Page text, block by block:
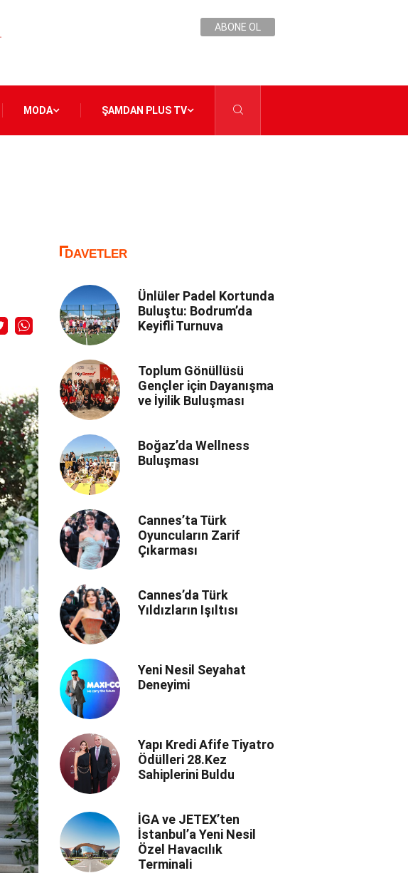
ABONE OL
MODA ŞAMDAN PLUS TV
DAVETLER
Ünlüler Padel Kortunda
Buluştu: Bodrum’da
Keyifli Turnuva
Toplum Gönüllüsü
Gençler için Dayanışma
ve İyilik Buluşması
Boğaz’da Wellness
Buluşması
Cannes’ta Türk
Oyuncuların Zarif
Çıkarması
Cannes’da Türk
Yıldızların Işıltısı
Yeni Nesil Seyahat
Deneyimi
Yapı Kredi Afife Tiyatro
Ödülleri 28.Kez
Sahiplerini Buldu
İGA ve JETEX’ten
İstanbul’a Yeni Nesil
Özel Havacılık
Terminali